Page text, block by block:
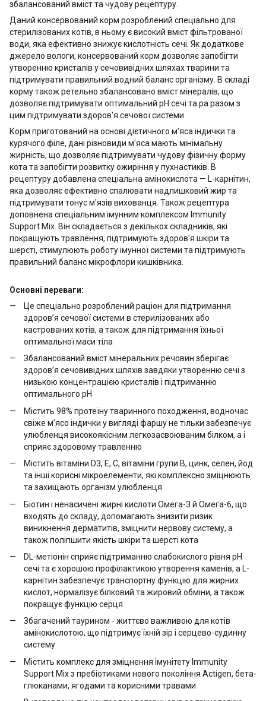
збалансований вміст та чудову рецептуру.
Даний консервований корм розроблений спеціально для
стерилізованих котів, в ньому є високий вміст фільтрованої
води, яка ефективно знижує кислотність сечі. Як додаткове
джерело вологи, консервований корм дозволяє запобігти
утворенню кристалів у сечовивідних шляхах тварини та
підтримувати правильний водний баланс організму. В складі
корму також ретельно збалансовано вміст мінералів, що
дозволяє підтримувати оптимальний pH сечі та ра разом з
цим підтримувати здоров'я сечової системи.
Корм приготований на основі дієтичного м'яса індички та
курячого філе, дані різновиди м'яса мають мінімальну
жирність, що дозволяє підтримувати чудову фізичну форму
кота та запобігти розвитку ожиріння у пухнастиків. В
рецептуру добавлена спеціальна амінокислота — L-карнітин,
яка дозволяє ефективно спалювати надлишковий жир та
підтримувати тонус м'язів вихованця. Також рецептура
доповнена спеціальним імунним комплексом Immunity
Support Mix. Він складається з декількох складників, які
покращують травлення, підтримують здоров'я шкіри та
шерсті, стимулюють роботу імунної системи та підтримують
правильний баланс мікрофлори кишківника.
Основні переваги:
Це спеціально розроблений раціон для підтримання
здоров’я сечової системи в стерилізованих або
кастрованих котів, а також для підтримання їхньої
оптимальної маси тіла
Збалансований вміст мінеральних речовин зберігає
здоров’я сечовивідних шляхів завдяки утворенню сечі з
низькою концентрацією кристалів і підтриманню
оптимального pH
Містить 98% протеїну тваринного походження, водночас
свіже м’ясо індички у вигляді фаршу не тільки забезпечує
улюбленця високоякісним легкозасвоюваним білком, а і
сприяє здоровому травленню
Містить вітаміни D3, Е, С, вітаміни групи B, цинк, селен, йод
та інші корисні мікроелементи, які комплексно зміцнюють
та захищають організм улюбленця
Біотин і ненасичені жирні кислоти Омега-3 й Омега-6, що
входять до складу, допомагають знизити ризик
виникнення дерматитів, зміцнити нервову систему, а
також поліпшити якість шкіри та шерсті кота
DL-метіонін сприяє підтриманню слабокислого рівня pH
сечі та є хорошою профілактикою утворення каменів, а L-
карнітин забезпечує транспортну функцію для жирних
кислот, нормалізує білковий та жировий обміни, а також
покращує функцію серця
Збагачений таурином - життєво важливою для котів
амінокислотою, що підтримує їхній зір і серцево-судинну
систему
Містить комплекс для зміцнення імунітету Immunity
Support Mix з пребіотиками нового покоління Actigen, бета-
глюканами, ягодами та корисними травами